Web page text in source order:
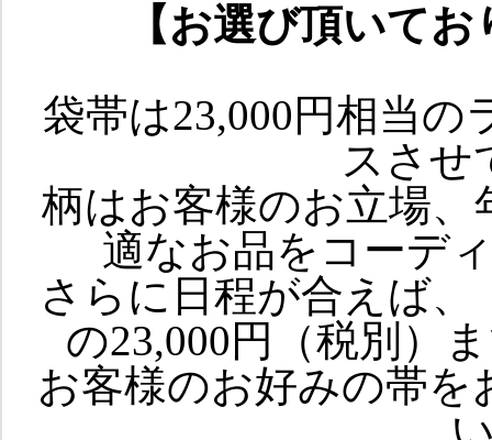
【お選び頂いて
袋帯は23,000円相当
スさせ
柄はお客様のお立場
適なお品をコーデ
さらに日程が合えば
の23,000円（税別）
お客様のお好みの帯